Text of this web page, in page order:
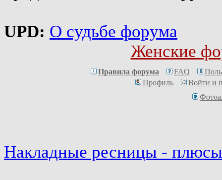
UPD: О судьбе форума
Женские
Правила форума FAQ
Профиль
Войти и
Накладные ресницы -